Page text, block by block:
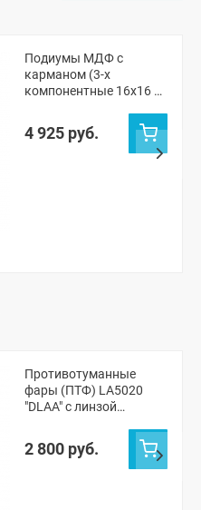
Подиумы МДФ с
карманом (3-х
компонентные 16x16 x
avto" ВАЗ 2101, 2105-07,
Нива ЧПУ (без
4 925 руб.
Противотуманные
фары (ПТФ) LA5020
"DLAA" с линзой
2 800 руб.